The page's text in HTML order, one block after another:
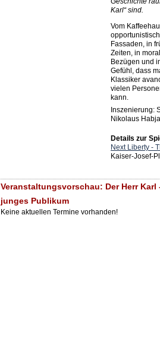
Karl“ sind.
Vom
Fassaden, in
Zeiten, in
Bezügen und
Gefühl, dass
Klassiker
vielen
kann.
Inszenierung:
Nikolaus
Details zur
Next Liberty -
Kaiser-Josef-
Veranstaltungsvorschau: Der Herr
junges Publikum
Keine aktuellen Termine vorhanden!